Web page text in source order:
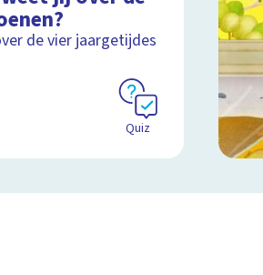
de vier jaargetijdes
Quiz